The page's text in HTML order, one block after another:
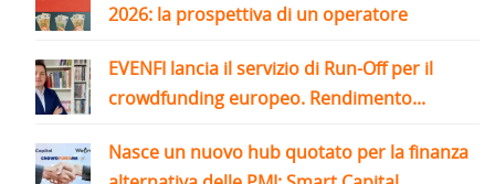
2026: la prospettiva di un operatore
EVENFI lancia il servizio di Run-Off per il
crowdfunding europeo. Rendimento...
Nasce un nuovo hub quotato per la finanza